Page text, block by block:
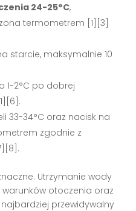
24-25°C,
termometrem [1][3]
starcie, maksymalnie 10
1-2°C po dobrej
33-34°C oraz nacisk na
zgodnie z
Utrzymanie wody
warunków otoczenia oraz
przewidywalny